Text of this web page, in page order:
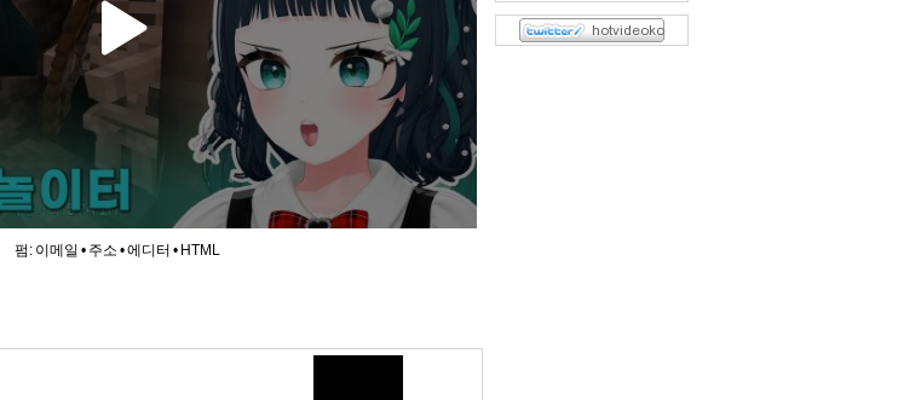
펌: 이메일 • 주소 •에디터 • HTML